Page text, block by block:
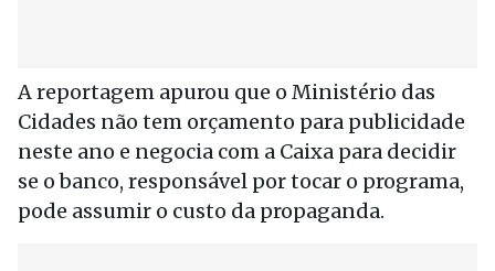
A reportagem apurou que o Ministério das
Cidades não tem orçamento para publicidade
neste ano e negocia com a Caixa para decidir
se o banco, responsável por tocar o programa,
pode assumir o custo da propaganda.